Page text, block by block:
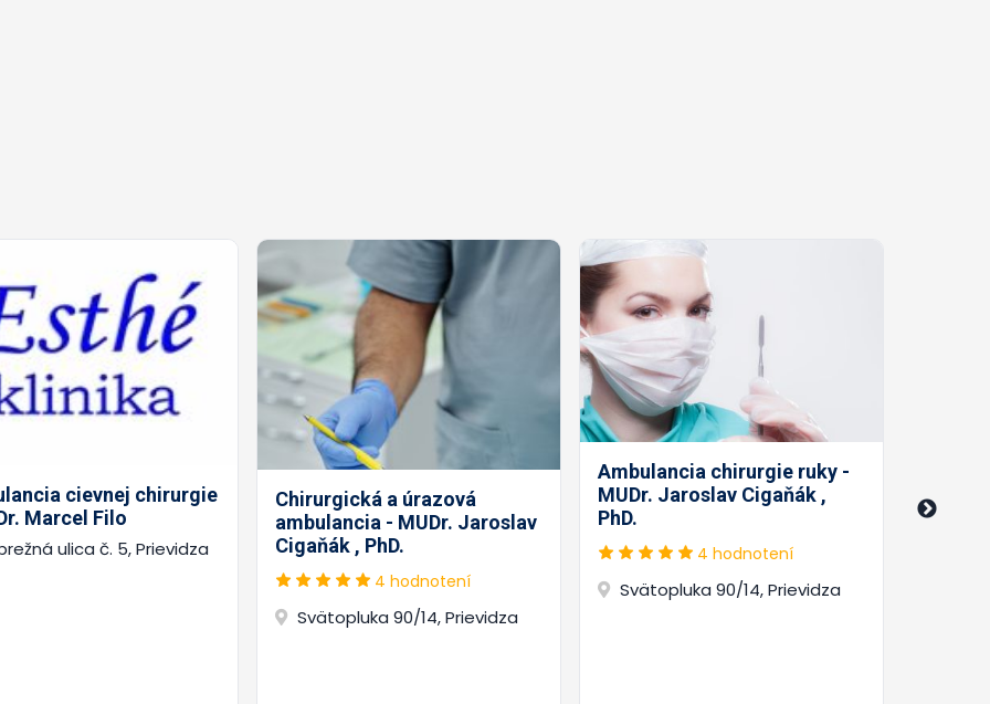
cievnej chirurgie
Marcel Filo
ulica č. 5, Prievidza
Chirurgická a úrazová
ambulancia - MUDr. Jaroslav
Cigaňák , PhD.
4 hodnotení
Svätopluka 90/14, Prievidza
Ambulancia chirurgie ruky -
MUDr. Jaroslav Cigaňák ,
PhD.
4 hodnotení
Svätopluka 90/14, Prievidza